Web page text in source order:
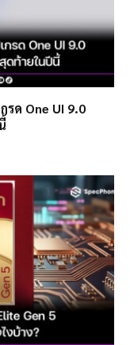
รด One UI 9.0